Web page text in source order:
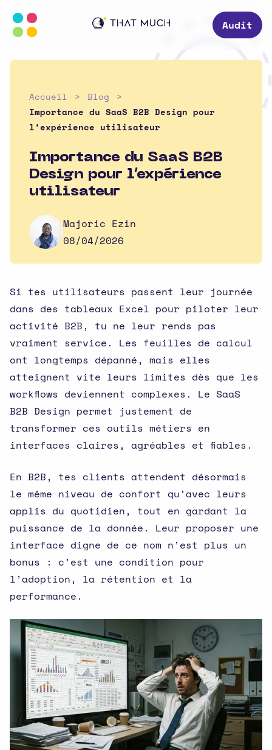
Audit
Accueil
Blog
Importance du SaaS B2B Design pour
l’expérience utilisateur
Importance du SaaS B2B
Design pour l’expérience
utilisateur
Majoric Ezin
08/04/2026
Si tes utilisateurs passent leur journée
dans des tableaux Excel pour piloter leur
activité B2B, tu ne leur rends pas
vraiment service. Les feuilles de calcul
ont longtemps dépanné, mais elles
atteignent vite leurs limites dès que les
workflows deviennent complexes. Le SaaS
B2B Design permet justement de
transformer ces outils métiers en
interfaces claires, agréables et fiables.
En B2B, tes clients attendent désormais
le même niveau de confort qu’avec leurs
applis du quotidien, tout en gardant la
puissance de la donnée. Leur proposer une
interface digne de ce nom n’est plus un
bonus : c’est une condition pour
l’adoption, la rétention et la
performance.